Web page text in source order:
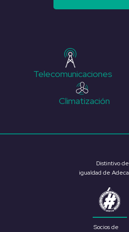
Telecomunicaciones
Climatización
Distintivo de
igualdad de Adeca
Socios de